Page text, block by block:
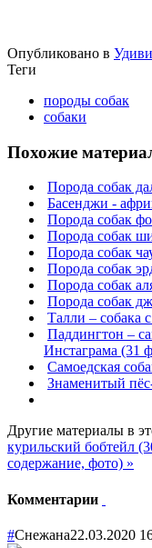
Опубликовано в
Теги
породы собак
собаки
Похожие
Порода собак
Басенджи -
Порода собак
Порода собак
Порода собак
Порода собак
Порода собак
Порода собак
Талли – собака
Паддингтон –
Инстаграма (31
Самоедская
Знаменитый
Другие материалы в
курильский бобтейл
содержание, фото) »
Комментарии
#Снежана22.03.2020